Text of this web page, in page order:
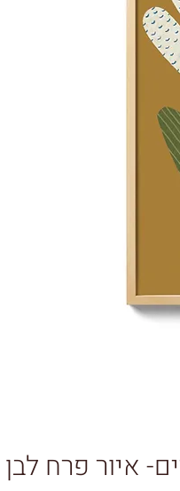
איור פרח לבן